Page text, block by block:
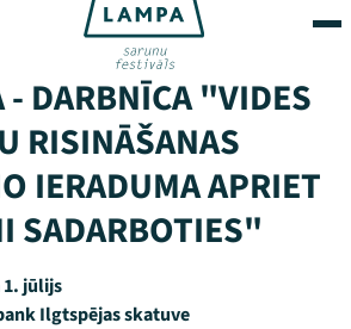
DARBNĪCA "VIDES
RISINĀŠANAS
IERADUMA APRIET
SADARBOTIES"
1. jūlijs
Ilgtspējas skatuve